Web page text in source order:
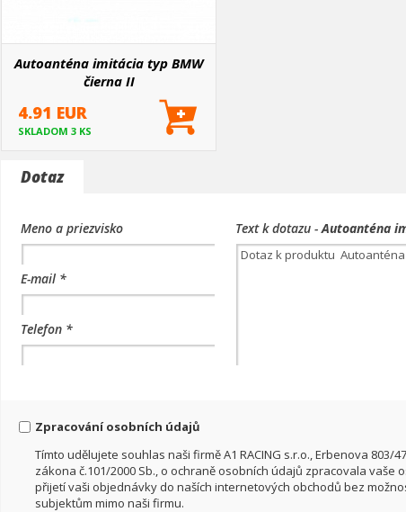
Autoanténa imitácia typ BMW
čierna II
4.91 EUR
SKLADOM 3 KS
Dotaz
Meno a priezvisko
E-mail *
Telefon *
Text k dotazu -Autoanténa
Zpracování osobních údajů
Tímto udělujete souhlas naši firmě A1 RACING s.r.o., Erbenova 803/
zákona č.101/2000 Sb., o ochraně osobních údajů zpracovala vaše
přijetí vaši objednávky do naších internetových obchodů bez
subjektům mimo naši firmu.